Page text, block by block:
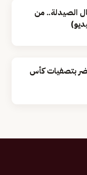
الصيدلة.. من
بتصفيات كأس